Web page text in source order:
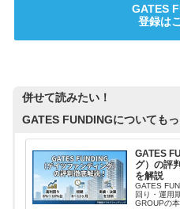
GATES
登録は
併せて読みたい！
GATES FUNDINGについてもっ
GATES
グ）の評
を解説
GATES
回り・運用
GROUPの